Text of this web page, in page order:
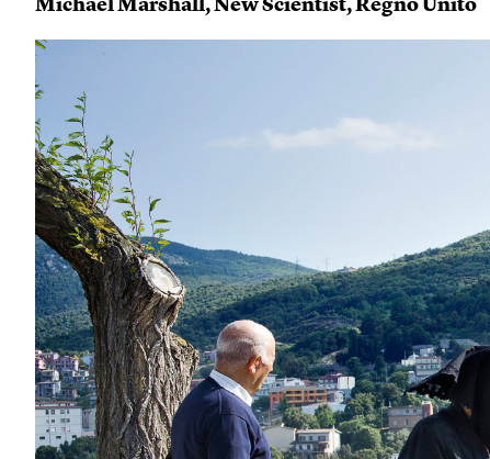
Michael Marshall,New Scientist,Regno Unito